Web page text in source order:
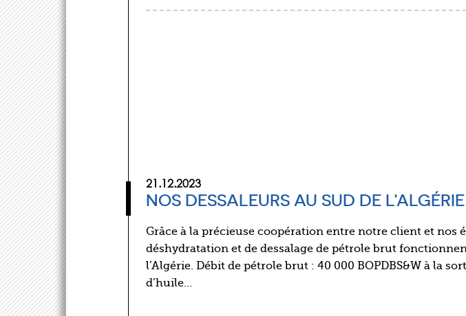
21.12.2023
NOS DESSALEURS AU SUD DE L’ALGÉRIE
Grâce à la précieuse coopération entre notre client et nos
déshydratation et de dessalage de pétrole brut
l’Algérie. Débit de pétrole brut : 40 000 BOPDBS&W à la
d’huile…